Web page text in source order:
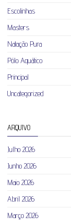
Escolinhas
Masters
Natação Pura
Pólo Aquático
Principal
Uncategorized
ARQUIVO
Julho 2026
Junho 2026
Maio 2026
Abril 2026
Março 2026